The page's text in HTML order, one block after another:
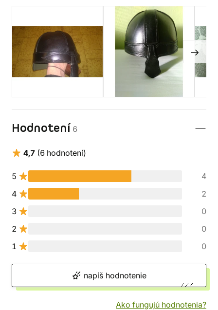
Hodnotení 6
4,7 (6 hodnotení)
5
4
4
2
3
0
2
0
1
0
napíš hodnotenie
Ako fungujú hodnotenia?